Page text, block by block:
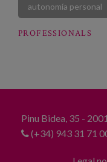
autonomía personal
PROFESSIONALS
Pinu Bidea, 35 -
(+34) 943 31 71